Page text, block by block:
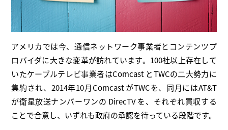
アメリカでは今、通信ネットワーク事業者とコンテンツプ
ロバイダに大きな変革が訪れています。100社以上存在して
いたケーブルテレビ事業者はComcast とTWCの二大勢力に
集約され、2014年10月Comcast がTWCを、同月にはAT&T
が衛星放送ナンバーワンの DirecTV を、それぞれ買収する
ことで合意し、いずれも政府の承認を待っている段階です。